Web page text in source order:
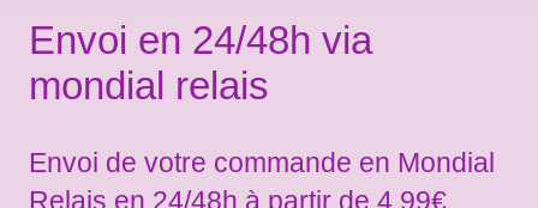
Envoi en 24/48h via
mondial relais
Envoi de votre commande en Mondial
Relais en 24/48h à partir de 4,99€